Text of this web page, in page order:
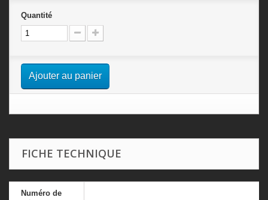
Quantité
Ajouter au panier
FICHE TECHNIQUE
Numéro de